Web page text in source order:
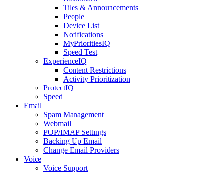
Tiles & Announcements
People
Device List
Notifications
MyPrioritiesIQ
Speed Test
ExperienceIQ
Content Restrictions
Activity Prioritization
ProtectIQ
Speed
Email
Spam Management
Webmail
POP/IMAP Settings
Backing Up Email
Change Email Providers
Voice
Voice Support